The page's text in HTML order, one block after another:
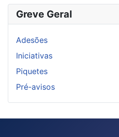
Greve Geral
Adesões
Iniciativas
Piquetes
Pré-avisos